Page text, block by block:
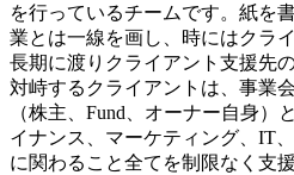
を行っているチームです。紙を
業とは一線を画し、時にはクラ
長期に渡りクライアント支援先
対峙するクライアントは、事業
（株主、Fund、オーナー自身）
イナンス、マーケティング、IT
に関わること全てを制限なく支